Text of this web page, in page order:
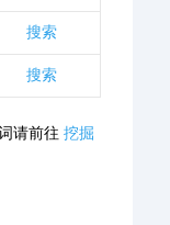
搜索
搜索
请前往 挖掘